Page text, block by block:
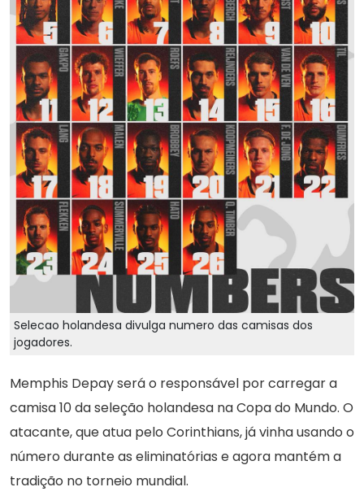
Selecao holandesa divulga numero das camisas dos
jogadores.
Memphis Depay será o responsável por carregar a
camisa 10 da seleção holandesa na Copa do Mundo. O
atacante, que atua pelo Corinthians, já vinha usando o
número durante as eliminatórias e agora mantém a
tradição no torneio mundial.